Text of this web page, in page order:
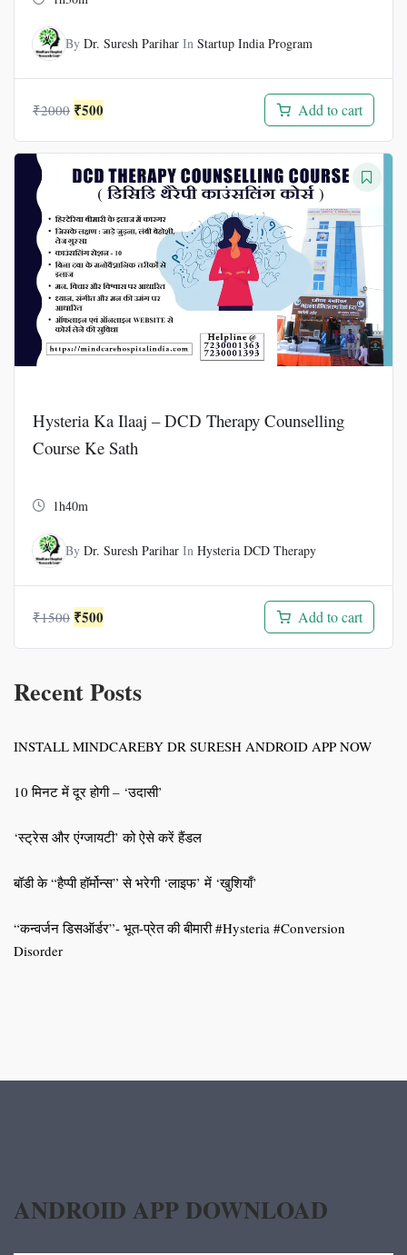
By Dr. Suresh Parihar In Startup India Program
₹2000 Original
was:
₹2000.
₹500
is:
₹500.
Add to cart
Hysteria Ka Ilaaj – DCD Therapy Counselling
Course Ke Sath
1h40m
By Dr. Suresh Parihar In Hysteria DCD Therapy
₹1500 Original
₹1500.
₹500
₹500.
Add to cart
Recent Posts
INSTALL MINDCAREBY DR SURESH ANDROID APP NOW
10 मिनट में दूर होगी – ‘उदासी’
‘स्ट्रेस और एंग्जायटी’ को ऐसे करें हैंडल
बॉडी के “हैप्पी हॉर्मोन्स” से भरेगी ‘लाइफ’ में ‘खुशियाँ’
“कन्वर्जन डिसऑर्डर”- भूत-प्रेत की बीमारी #Hysteria #Conversion
Disorder
ANDROID APP DOWNLOAD